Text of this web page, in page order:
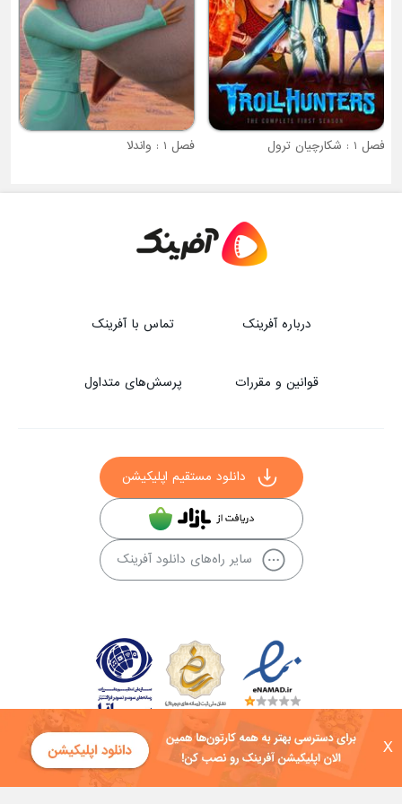
X
فصل 1 : شکارچیان ترول فصل 1 : واندلا
درباره آفرینک تماس با آفرینک
قوانین و مقررات پرسش‌های متداول
دانلود مستقیم اپلیکیشن
سایر راه‌های دانلود آفرینک
کلیه حقوق این سایت به شرکت توسعه فناوی هفت آسمان توکان تعلق دارد و